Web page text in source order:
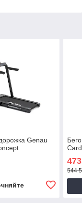
Genau
544